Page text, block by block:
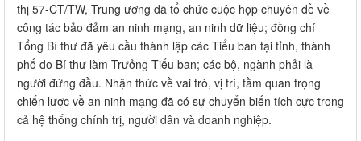
thị 57-CT/TW, Trung ương đã tổ chức cuộc họp chuyên đề về
công tác bảo đảm an ninh mạng, an ninh dữ liệu; đồng chí
Tổng Bí thư đã yêu cầu thành lập các Tiểu ban tại tỉnh, thành
phố do Bí thư làm Trưởng Tiểu ban; các bộ, ngành phải là
người đứng đầu. Nhận thức về vai trò, vị trí, tầm quan trọng
chiến lược về an ninh mạng đã có sự chuyển biến tích cực trong
cả hệ thống chính trị, người dân và doanh nghiệp.